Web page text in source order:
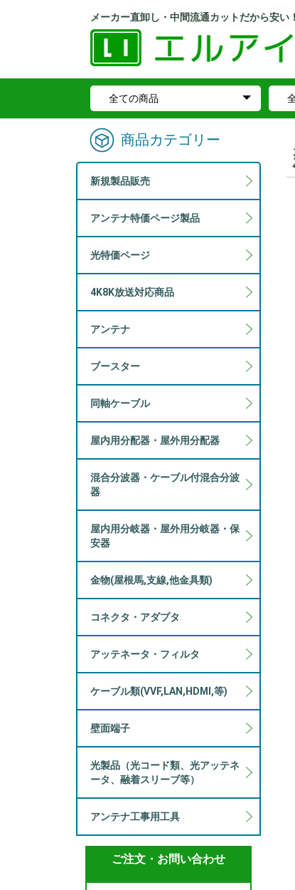
メーカー直卸し・中間流通カットだから安い！
商品カテゴリー
新規製品販売
アンテナ特価ページ製品
光特価ページ
4K8K放送対応商品
アンテナ
ブースター
同軸ケーブル
屋内用分配器・屋外用分配器
混合分波器・ケーブル付混合分波
器
屋内用分岐器・屋外用分岐器・保
安器
金物(屋根馬,支線,他金具類)
コネクタ・アダプタ
アッテネータ・フィルタ
ケーブル類(VVF,LAN,HDMI,等)
壁面端子
光製品（光コード類、光アッテネ
ータ、融着スリーブ等）
アンテナ工事用工具
ご注文・お問い合わせ